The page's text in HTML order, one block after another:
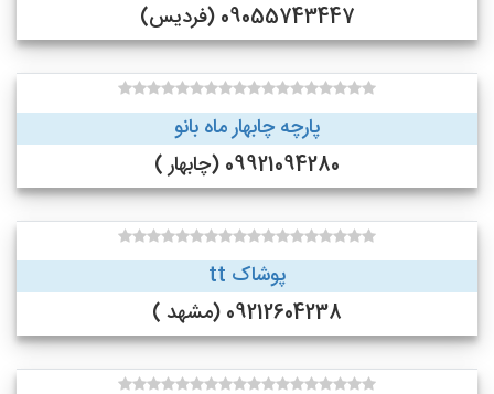
09055743447 (فردیس)
پارچه چابهار ماه بانو
09921094280 (چابهار )
پوشاک tt
09212604238 (مشهد )